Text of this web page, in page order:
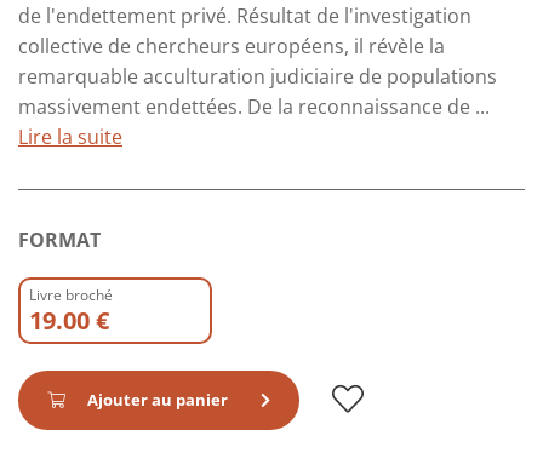
de l'endettement privé. Résultat de l'investigation
collective de chercheurs européens, il révèle la
remarquable acculturation judiciaire de populations
massivement endettées. De la reconnaissance de ...
Lire la suite
FORMAT
Livre broché
19.00 €
Ajouter au panier